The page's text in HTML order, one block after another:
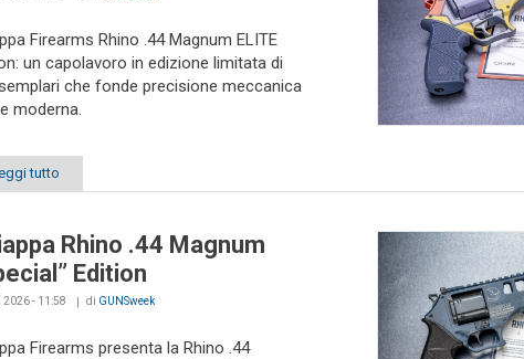
Firearms Rhino .44 Magnum ELITE
un capolavoro in edizione limitata di
che fonde precisione meccanica
moderna.
tutto
Rhino .44 Magnum
Edition
2026 - 11:58 di GUNSweek
Firearms presenta la Rhino .44